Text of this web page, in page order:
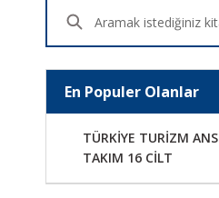
En Populer Olanlar
TÜRKİYE TURİZM
TAKIM 16 CİLT